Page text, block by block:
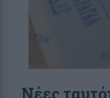
Νέες